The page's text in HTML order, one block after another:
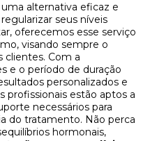
uma alternativa eficaz e
seus níveis
oferecemos esse serviço
visando sempre o
clientes. Com a
e o período de duração
personalizados e
profissionais estão aptos a
necessários para
do tratamento. Não perca
hormonais,